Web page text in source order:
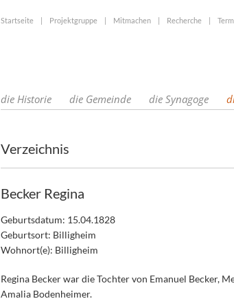
Startseite | Projektgruppe | Mitmachen | Recherche |
die Historie die Gemeinde die Synagoge
Verzeichnis
Becker Regina
Geburtsdatum: 15.04.1828
Geburtsort: Billigheim
Wohnort(e): Billigheim
Regina Becker war die Tochter von Emanuel Becker,
Amalia Bodenheimer.